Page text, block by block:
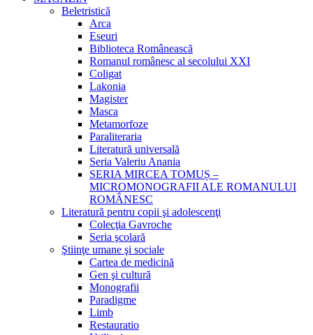
Beletristică
Arca
Eseuri
Biblioteca Românească
Romanul românesc al secolului XXI
Coligat
Lakonia
Magister
Masca
Metamorfoze
Paraliteraria
Literatură universală
Seria Valeriu Anania
SERIA MIRCEA TOMUȘ –
MICROMONOGRAFII ALE ROMANULUI
ROMÂNESC
Literatură pentru copii şi adolescenţi
Colecţia Gavroche
Seria şcolară
Ştiinţe umane şi sociale
Cartea de medicină
Gen şi cultură
Monografii
Paradigme
Limb
Restauratio